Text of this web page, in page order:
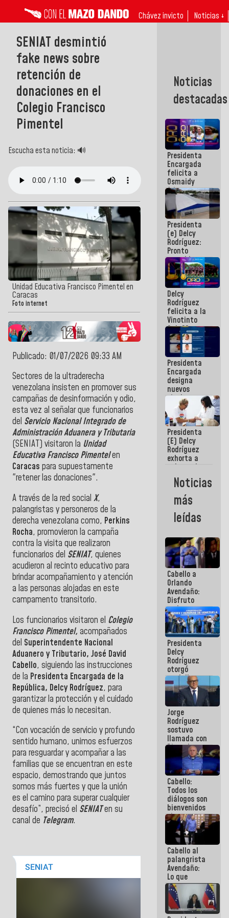
Chávez invicto Noticias ↓
SENIAT desmintió
fake news sobre
retención de
donaciones en el
Colegio Francisco
Pimentel
Escucha esta noticia: 🔊
Unidad Educativa Francisco Pimentel en
Caracas
Foto internet
Publicado: 01/07/2026 09:33 AM
Sectores de la ultraderecha
venezolana insisten en promover sus
campañas de desinformación y odio,
esta vez al señalar que funcionarios
del Servicio Nacional Integrado de
Administración Aduanera y Tributaria
(SENIAT) visitaron la Unidad
Educativa Francisco Pimentelen
Caracas para supuestamente
"retener las donaciones".
A través de la red social X,
palangristas y personeros de la
derecha venezolana como, Perkins
Rocha, promovieron la campaña
contra la visita que realizaron
funcionarios del SENIAT, quienes
acudieron al recinto educativo para
brindar acompañamiento y atención
a las personas alojadas en este
campamento transitorio.
Los funcionarios visitaron el Colegio
Francisco Pimentel, acompañados
del Superintendente Nacional
Aduanero y Tributario, José David
Cabello, siguiendo las instrucciones
de la Presidenta Encargada de la
República, Delcy Rodríguez, para
garantizar la protección y el cuidado
de quienes más lo necesitan.
“Con vocación de servicio y profundo
sentido humano, unimos esfuerzos
para resguardar y acompañar a las
familias que se encuentran en este
espacio, demostrando que juntos
somos más fuertes y que la unión
es el camino para superar cualquier
desafío”, precisó el SENIATen su
canal de Telegram.
Noticias
destacadas
Presidenta
Encargada
felicita a
Osmaidy
Arias y
Giraly
Marcano por
hacer
historia en
los
Centroamericanos
Presidenta
(e) Delcy
Rodríguez:
Pronto
restableceremos
las
operaciones
en el
Aeropuerto
Internacional
de
Maiquetía
Delcy
Rodríguez
felicita a la
Vinotinto
Sub 20
campeona
frente
México Sub
23 en los
Centroamericanos
Presidenta
Encargada
designa
nuevos
titulares en
Viceministerio
de Energía
Eléctrica y
CORPOELEC
Presidenta
(E) Delcy
Rodríguez
exhorta a
gobernadores
y alcaldes a
edificar
casas para
abuelos
Noticias
más
leídas
Cabello a
Orlando
Avendaño:
Disfruto
cada vez
que escribes
porque lo
que haces
es
embarrarla
Presidenta
Delcy
Rodríguez
otorgó
medalla
"Héroe de
Venezuela"
a servidores
públicos
Jorge
Rodríguez
sostuvo
llamada con
Dinorah
Figuera y
acuerdan
primer
encuentro
presencial
para el
diálogo
Cabello:
Todos los
diálogos son
bienvenidos
siempre que
estén en el
marco de la
Constitución
de la
República
Cabello al
palangrista
Avendaño:
Lo que
vayas a
escribir
hazlo hoy
por que no